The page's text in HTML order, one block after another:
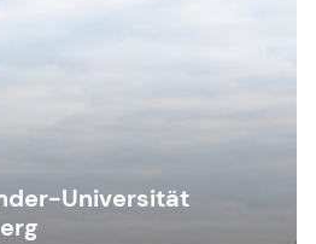
Universität